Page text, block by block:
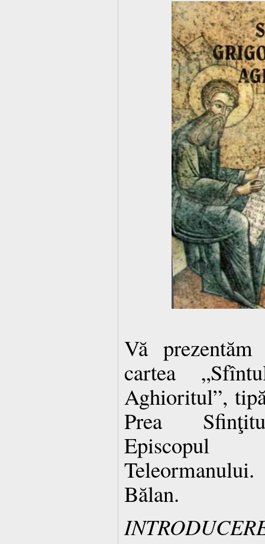
Vă
cartea
Aghioritul”,
Prea
Bălan.